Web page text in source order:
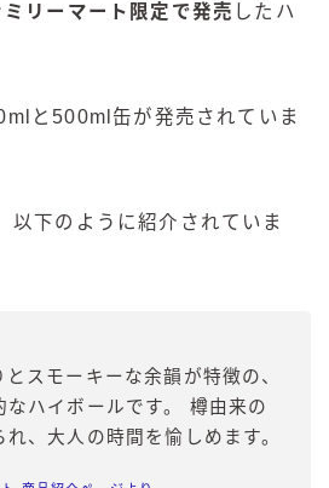
ミリーマート 限定で発売 したハ
と500ml缶が発売されていま
以下のように紹介されていま
スモーキーな余韻が特徴の、
ハイボールです。 樽由来の
、大人の時間を愉しめます。